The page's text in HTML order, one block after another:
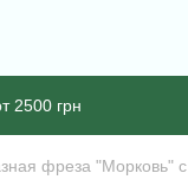
2500 грн
фреза "Морковь"